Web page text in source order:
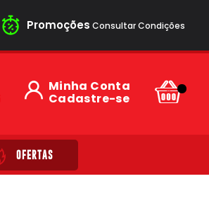
Promoções Consultar Condições
Minha Conta
Cadastre-se
OFERTAS